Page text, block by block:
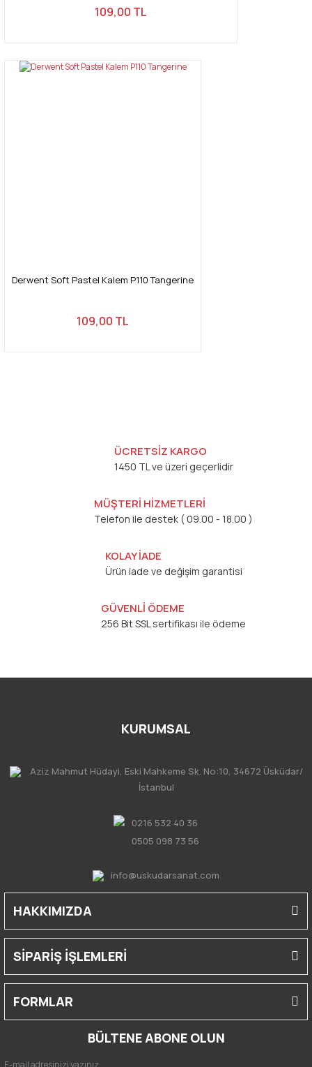
109,00 TL
Derwent Soft Pastel Kalem P110 Tangerine
109,00 TL
ÜCRETSİZ KARGO
1450 TL ve üzeri geçerlidir
MÜŞTERİ HİZMETLERİ
Telefon ile destek ( 09.00 - 18.00 )
KOLAY İADE
Ürün iade ve değişim garantisi
GÜVENLİ ÖDEME
256 Bit SSL sertifikası ile ödeme
KURUMSAL
Aziz Mahmut Hüdayi, Eski Mahkeme Sk. No:10, 34672 Üsküdar/
İstanbul
0216 532 40 36
0505 098 73 56
info@uskudarsanat.com
HAKKIMIZDA
SİPARİŞ İŞLEMLERİ
FORMLAR
BÜLTENE ABONE OLUN